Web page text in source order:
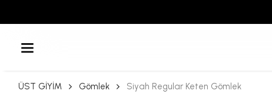
ÜST GİYİM Gömlek Siyah Regular Keten Gömlek